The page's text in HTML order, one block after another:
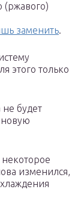
(ржавого)
заменить.
этого только
будет
новую
изменился,